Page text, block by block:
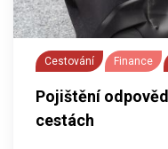
Cestování Finance
Pojištění
cestách